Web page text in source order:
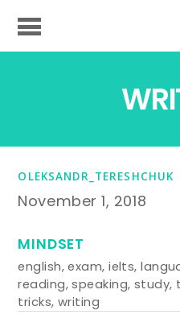
OLEKSANDR_TERESHCHUK
November 1, 2018
MINDSET
english,exam,ielts,
reading,speaking, study,
tricks, writing